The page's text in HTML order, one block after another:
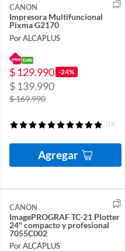
CANON
Impresora Multifuncional
Pixma G2170
Por ALCAPLUS
$ 129.990 -24%
$ 139.990
$ 169.990
(11)
Agregar
CANON
ImagePROGRAF TC-21 Plotter
24" compacto y profesional
7055C002
Por ALCAPLUS